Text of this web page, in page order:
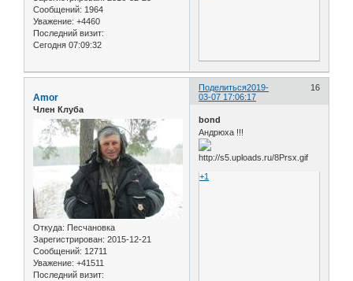
Сообщений: 1964
Уважение: +4460
Последний визит:
Сегодня 07:09:32
Поделиться 16
2019-
03-07 17:06:17
Amor
Член Клуба
Откуда: Песчановка
Зарегистрирован: 2015-12-21
Сообщений: 12711
Уважение: +41511
Последний визит:
bond
Андрюха !!!
+1